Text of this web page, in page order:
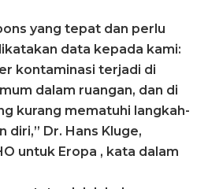
yang tepat dan perlu
data kepada kami:
kontaminasi terjadi di
dalam ruangan, dan di
kurang mematuhi langkah-
diri,” Dr. Hans Kluge,
untuk Eropa , kata dalam